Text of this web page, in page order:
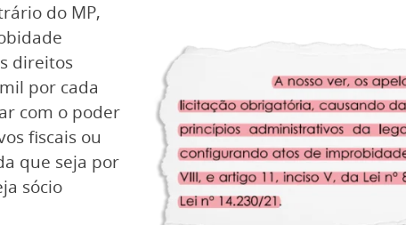
do MP,
direitos
por cada
com o poder
fiscais ou
que seja por
sócio